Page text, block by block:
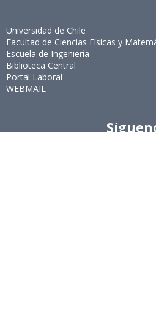
Universidad de Chile
Facultad de Ciencias Físicas y
Escuela de Ingeniería
Biblioteca Central
Portal Laboral
WEBMAIL